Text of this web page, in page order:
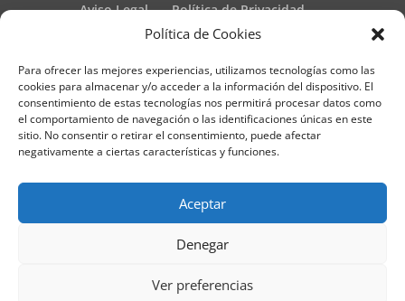
Política de Cookies
Para ofrecer las mejores experiencias, utilizamos tecnologías como las
cookies para almacenar y/o acceder a la información del dispositivo. El
consentimiento de estas tecnologías nos permitirá procesar datos como
el comportamiento de navegación o las identificaciones únicas en este
sitio. No consentir o retirar el consentimiento, puede afectar
negativamente a ciertas características y funciones.
Aceptar
Denegar
Ver preferencias
Aviso Legal
Política de Privacidad
Términos y condiciones – Contrato de matrícula
Formulario de Datos necesarios para alta
Métodos de pago SEQURA
Métodos de pago
Formulario de Acción Formativa
Formulario de responsabilidad de APPCC
Plantilla formación bonificada
Formulario uso de imagen
Centros colaboradores
Learning Galicia, S.L. - CIF B70080106 - Diseño y